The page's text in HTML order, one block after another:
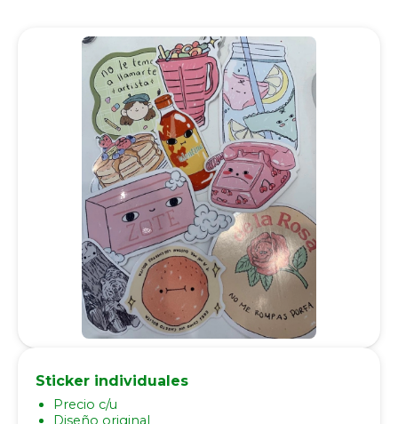
Sticker individuales
Precio c/u
Diseño original